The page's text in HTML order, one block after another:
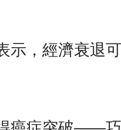
示，經濟衰退